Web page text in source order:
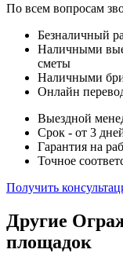
По всем вопросам
Безналичный
Наличными
сметы
Наличными
Онлайн
Выездной
Срок - от 3
Гарантия на
Точное
Получить
Другие
площадок